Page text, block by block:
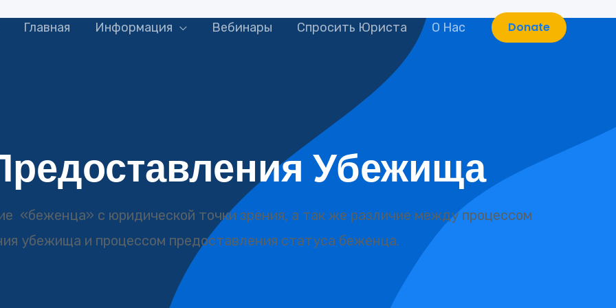
Главная Информация Вебинары Спросить Юриста О Нас Donate
Убежища
«беженца» с юридической точки зрения, а так же различие между процессом
убежища и процессом предоставления статуса беженца.